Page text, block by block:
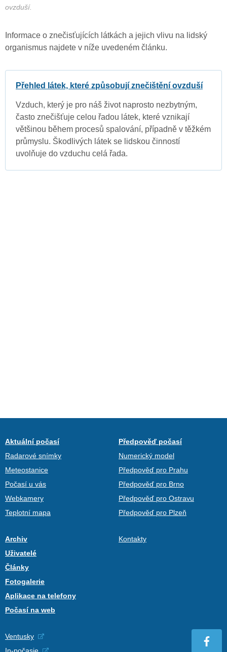
ovzduší.
Informace o znečisťujících látkách a jejich vlivu na lidský
organismus najdete v níže uvedeném článku.
Přehled látek, které způsobují znečištění ovzduší
Vzduch, který je pro náš život naprosto nezbytným,
často znečišťuje celou řadou látek, které vznikají
většinou během procesů spalování, případně v těžkém
průmyslu. Škodlivých látek se lidskou činností
uvolňuje do vzduchu celá řada.
Aktuální počasí
Radarové snímky
Meteostanice
Počasí u vás
Webkamery
Teplotní mapa
Předpověď počasí
Numerický model
Předpověď pro Prahu
Předpověď pro Brno
Předpověď pro Ostravu
Předpověď pro Plzeň
Archiv
Uživatelé
Články
Fotogalerie
Aplikace na telefony
Počasí na web
Kontakty
Ventusky